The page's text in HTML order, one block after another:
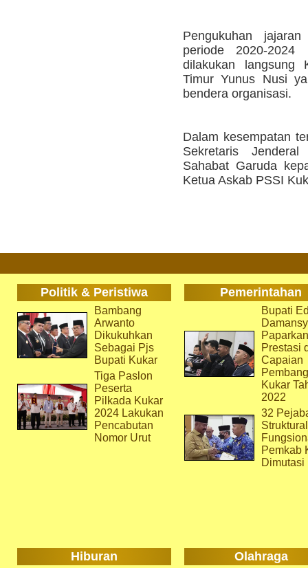
Pengukuhan
periode 2020-
dilakukan langsung
Timur Yunus Nusi
bendera organisasi.
Dalam kesempatan
Sekretaris
Sahabat Garuda
Ketua Askab PSSI
Politik & Peristiwa Pemerintahan
Bambang
Arwanto
Dikukuhkan
Sebagai Pjs
Bupati Kukar
Tiga Paslon
Peserta
Pilkada Kukar
2024 Lakukan
Pencabutan
Nomor Urut
Bupati
Paparkan
Prestasi
Capaian
Kukar
2022
32
Pemkab
Dimutasi
Hiburan Olahraga